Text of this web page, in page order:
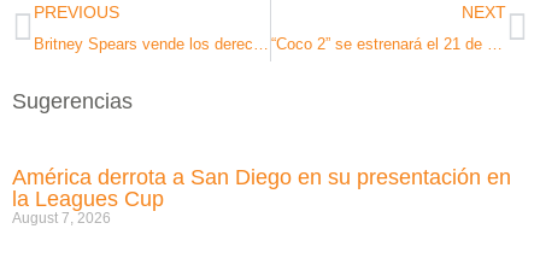
PREVIOUS
Britney Spears vende los derechos de su catálogo
NEXT
“Coco 2” se estrenará el 21 de noviembre de 2029
Sugerencias
América derrota a San Diego en su presentación en
la Leagues Cup
August 7, 2026